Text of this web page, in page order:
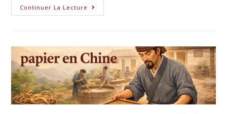
Continuer La Lecture